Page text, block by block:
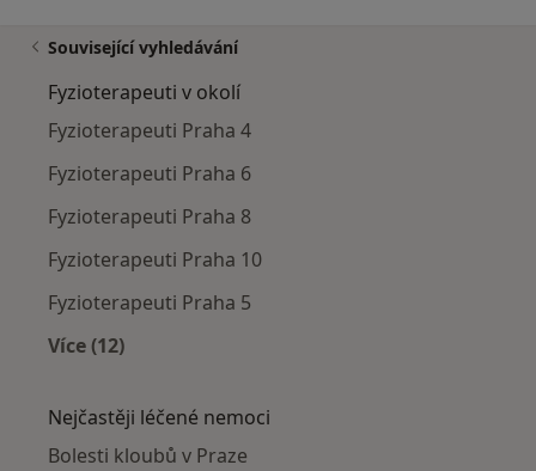
Související vyhledávání
Fyzioterapeuti v okolí
Fyzioterapeuti Praha 4
Fyzioterapeuti Praha 6
Fyzioterapeuti Praha 8
Fyzioterapeuti Praha 10
Fyzioterapeuti Praha 5
Více (12)
Nejčastěji léčené nemoci
Bolesti kloubů v Praze